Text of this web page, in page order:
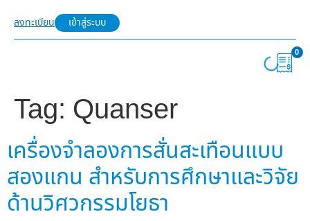
ลงทะเบียน เข้าสู่ระบบ
0
Tag: Quanser
เครื่องจำลองการสั่นสะเทือนแบบ
สองแกน สำหรับการศึกษาและวิจัย
ด้านวิศวกรรมโยธา